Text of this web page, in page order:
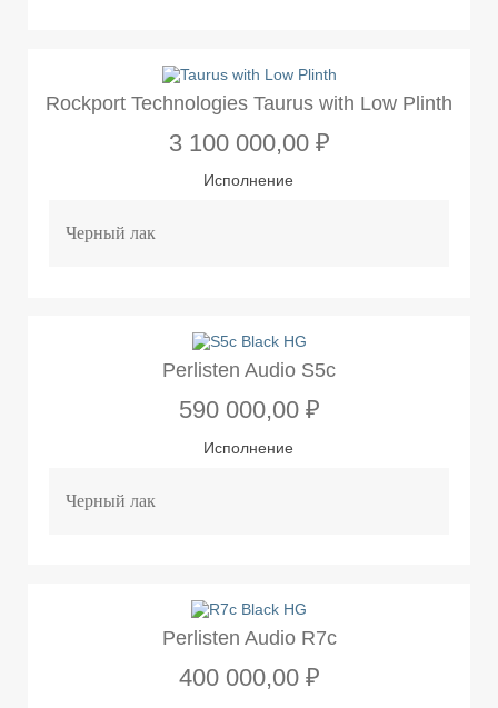
Rockport Technologies Taurus with Low Plinth
3 100 000,00 ₽
Исполнение
Perlisten Audio S5c
590 000,00 ₽
Исполнение
Perlisten Audio R7c
400 000,00 ₽